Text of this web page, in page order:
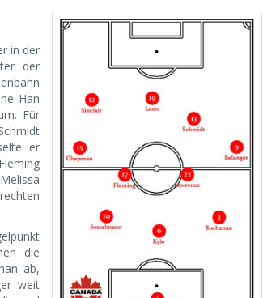
in der
der
Han
Für
er
die
ab,
weit